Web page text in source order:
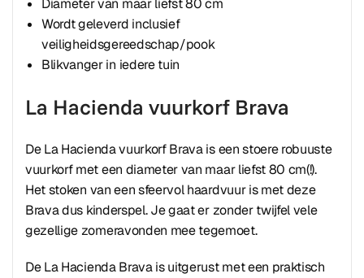
Diameter van maar liefst 80 cm
Wordt geleverd inclusief
veiligheidsgereedschap/pook
Blikvanger in iedere tuin
La Hacienda vuurkorf Brava
De La Hacienda vuurkorf Brava is een stoere robuuste
vuurkorf met een diameter van maar liefst 80 cm(!).
Het stoken van een sfeervol haardvuur is met deze
Brava dus kinderspel. Je gaat er zonder twijfel vele
gezellige zomeravonden mee tegemoet.
De La Hacienda Brava is uitgerust met een praktisch